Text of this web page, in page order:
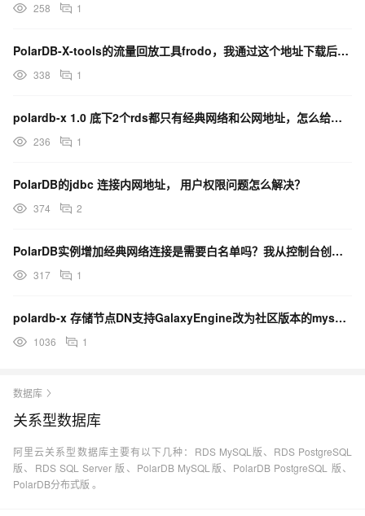
258 1
PolarDB-X-tools的流量回放工具frodo，我通过这个地址下载后进行编译，咋没编译完成？
338 1
polardb-x 1.0 底下2个rds都只有经典网络和公网地址，怎么给添加vpc网络？
236 1
PolarDB的jdbc 连接内网地址， 用户权限问题怎么解决？
374 2
PolarDB实例增加经典网络连接是需要白名单吗？我从控制台创建的只能配置一个vpc的地址
317 1
polardb-x 存储节点DN支持GalaxyEngine改为社区版本的mysql不
1036 1
数据库
关系型数据库
阿里云关系型数据库主要有以下几种：RDS MySQL版、RDS PostgreSQL
版、RDS SQL Server 版、PolarDB MySQL版、PolarDB PostgreSQL 版、
PolarDB分布式版 。